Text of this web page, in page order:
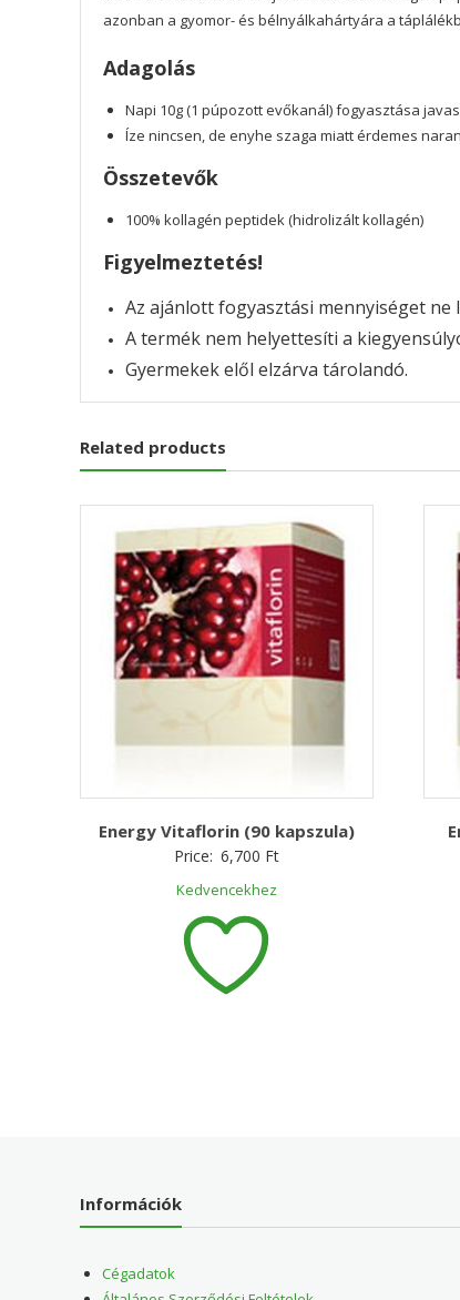
azonban a gyomor- és bélnyálkahártyára a
Adagolás
Napi 10g (1 púpozott evőkanál) fogyasztása
Íze nincsen, de enyhe szaga miatt érdemes
Összetevők
100% kollagén peptidek (hidrolizált kollagén)
Figyelmeztetés!
Az ajánlott fogyasztási mennyiséget ne
A termék nem helyettesíti a
Gyermekek elől elzárva tárolandó.
Related products
Energy Vitaflorin (90 kapszula)
Price: 6,700 Ft
Kedvencekhez
Információk
Cégadatok